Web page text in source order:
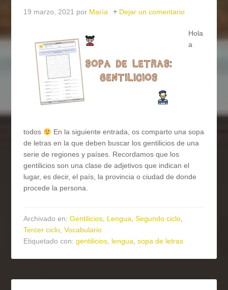
19 marzo, 2021 por María Dejar un comentario
Hola
a
todos
En la siguiente entrada, os comparto una sopa
de letras en la que deben buscar los gentilicios de una
serie de regiones y países. Recordamos que los
gentilicios son una clase de adjetivos que indican el
lugar, es decir, el país, la provincia o ciudad de donde
procede la persona.
Archivado en:Gentilicios, Lengua,Segundo ciclo,
Tercer ciclo,Vocabulario
Etiquetado con:gentilicios, lengua,sopa de letras